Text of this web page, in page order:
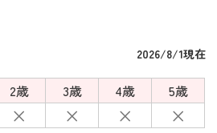
2026/8/1現在
2歳 3歳 4歳
5歳
× × × ×